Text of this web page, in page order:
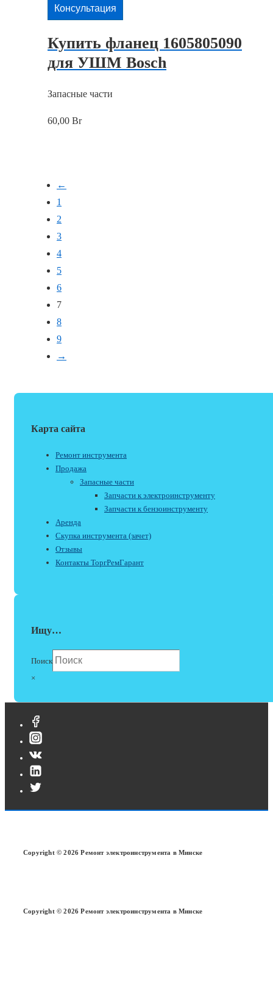
Консультация
Купить фланец 1605805090
для УШМ Bosch
Запасные части
60,00 Br
←
1
2
3
4
5
6
7
8
9
→
Карта сайта
Ремонт инструмента
Продажа
Запасные части
Запчасти к электроинструменту
Запчасти к бензоинструменту
Аренда
Скупка инструмента (зачет)
Отзывы
Контакты ТоргРемГарант
Ищу…
Поиск
×
Copyright © 2026 Ремонт электроинструмента в Минске
Copyright © 2026 Ремонт электроинструмента в Минске